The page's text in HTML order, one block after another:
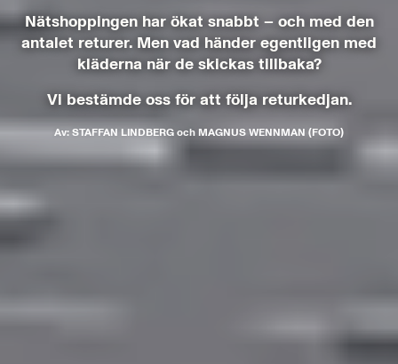
Nätshoppingen har ökat snabbt – och med den
antalet returer. Men vad händer egentligen med
kläderna när de skickas tillbaka?
Vi bestämde oss för att följa returkedjan.
Av: STAFFAN LINDBERG och MAGNUS WENNMAN (FOTO)